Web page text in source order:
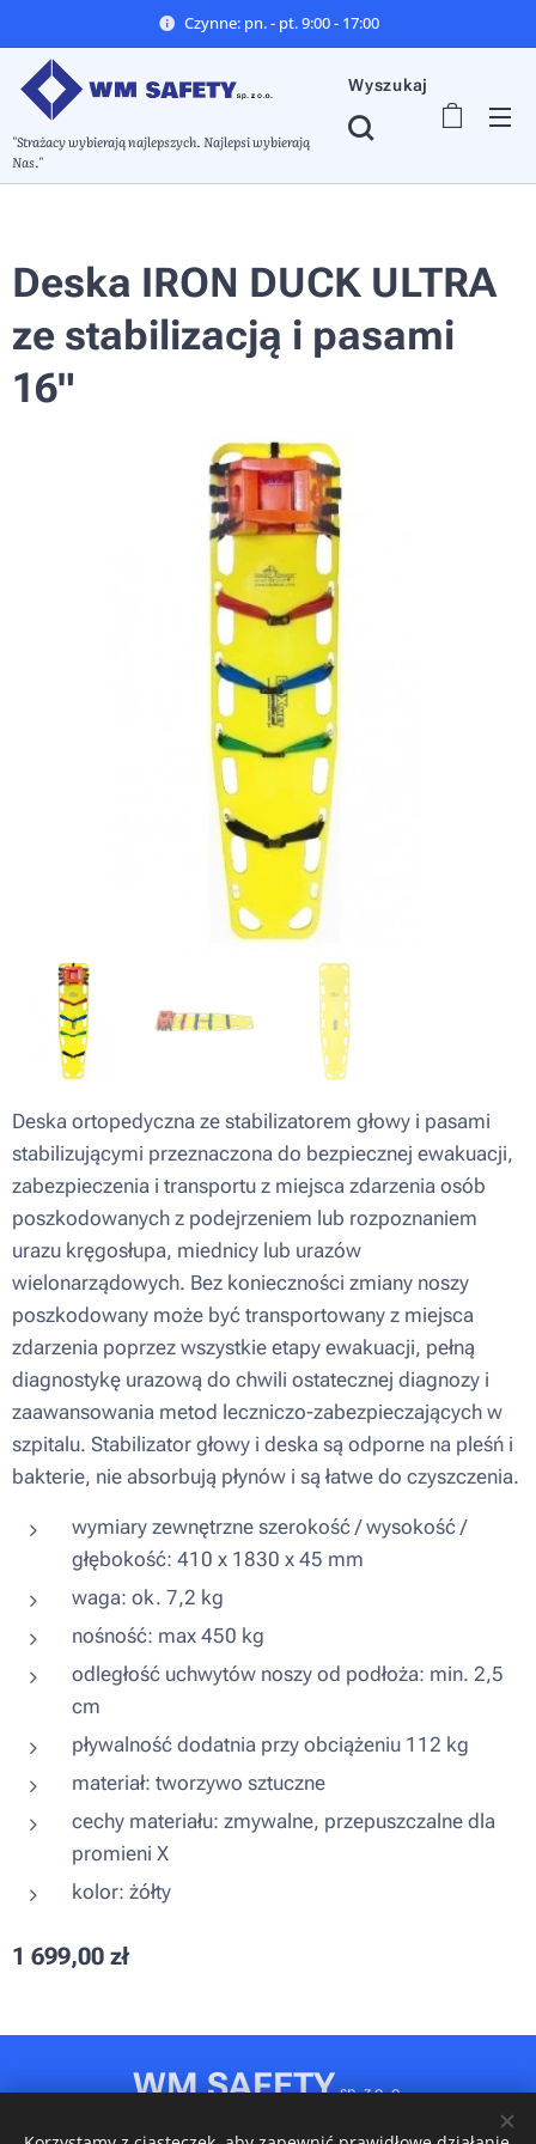
Czynne: pn. - pt. 9:00 - 17:00
"Strażacy wybierają najlepszych. Najlepsi wybierają
Nas."
Wyszukaj
Deska IRON DUCK ULTRA
ze stabilizacją i pasami
16"
Deska ortopedyczna ze stabilizatorem głowy i pasami
stabilizującymi przeznaczona do bezpiecznej ewakuacji,
zabezpieczenia i transportu z miejsca zdarzenia osób
poszkodowanych z podejrzeniem lub rozpoznaniem
urazu kręgosłupa, miednicy lub urazów
wielonarządowych. Bez konieczności zmiany noszy
poszkodowany może być transportowany z miejsca
zdarzenia poprzez wszystkie etapy ewakuacji, pełną
diagnostykę urazową do chwili ostatecznej diagnozy i
zaawansowania metod leczniczo-zabezpieczających w
szpitalu. Stabilizator głowy i deska są odporne na pleśń i
bakterie, nie absorbują płynów i są łatwe do czyszczenia.
wymiary zewnętrzne szerokość / wysokość /
głębokość: 410 x 1830 x 45 mm
waga: ok. 7,2 kg
nośność: max 450 kg
odległość uchwytów noszy od podłoża: min. 2,5
cm
pływalność dodatnia przy obciążeniu 112 kg
materiał: tworzywo sztuczne
cechy materiału: zmywalne, przepuszczalne dla
promieni X
kolor: żółty
1 699,00 zł
WM SAFETY sp. z o. o.